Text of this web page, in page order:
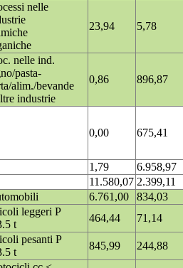
nelle
23,94 5,78
nelle ind.
pasta-
alim./bevande
industrie
0,86 896,87
0,00 675,41
1,79
6.958,97
11.580,07 2.399,11
6.761,00
834,03
leggeri P
t
464,44
71,14
pesanti P
t
845,99
244,88